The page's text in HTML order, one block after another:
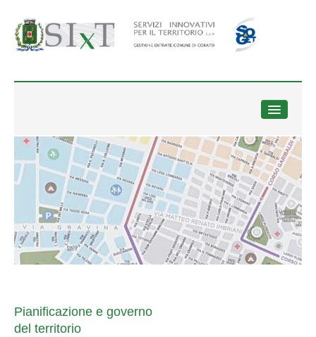
Trasparenza
Amministratori ed organi di indirizzo
Accesso civico
Consulenti e collaboratori
Personale
Bandi di concorso
Attività e Procedimenti
Pianificazione e governo
del territorio